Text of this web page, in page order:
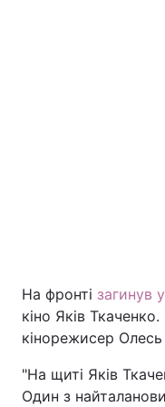
Головна
Економіка
На фронті загинув
кіно Яків
кінорежисер
"На щиті Яків
Один з